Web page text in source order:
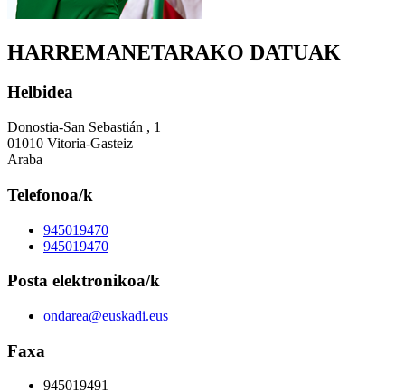
HARREMANETARAKO DATUAK
Helbidea
Donostia-San Sebastián , 1
01010 Vitoria-Gasteiz
Araba
Telefonoa/k
945019470
945019470
Posta elektronikoa/k
ondarea@euskadi.eus
Faxa
945019491